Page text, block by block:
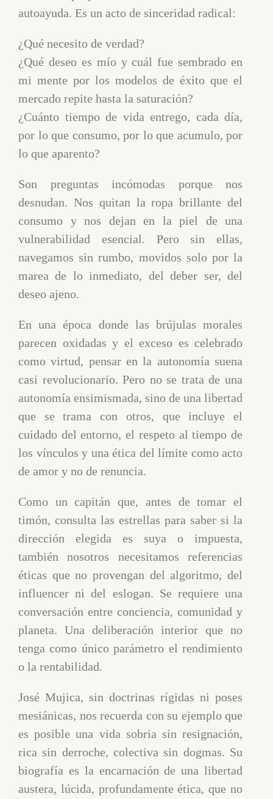
autoayuda. Es un acto de sinceridad radical:
¿Qué necesito de verdad?
¿Qué deseo es mío y cuál fue sembrado en
mi mente por los modelos de éxito que el
mercado repite hasta la saturación?
¿Cuánto tiempo de vida entrego, cada día,
por lo que consumo, por lo que acumulo, por
lo que aparento?
Son preguntas incómodas porque nos
desnudan. Nos quitan la ropa brillante del
consumo y nos dejan en la piel de una
vulnerabilidad esencial. Pero sin ellas,
navegamos sin rumbo, movidos solo por la
marea de lo inmediato, del deber ser, del
deseo ajeno.
En una época donde las brújulas morales
parecen oxidadas y el exceso es celebrado
como virtud, pensar en la autonomía suena
casi revolucionario. Pero no se trata de una
autonomía ensimismada, sino de una libertad
que se trama con otros, que incluye el
cuidado del entorno, el respeto al tiempo de
los vínculos y una ética del límite como acto
de amor y no de renuncia.
Como un capitán que, antes de tomar el
timón, consulta las estrellas para saber si la
dirección elegida es suya o impuesta,
también nosotros necesitamos referencias
éticas que no provengan del algoritmo, del
influencer ni del eslogan. Se requiere una
conversación entre conciencia, comunidad y
planeta. Una deliberación interior que no
tenga como único parámetro el rendimiento
o la rentabilidad.
José Mujica, sin doctrinas rígidas ni poses
mesiánicas, nos recuerda con su ejemplo que
es posible una vida sobria sin resignación,
rica sin derroche, colectiva sin dogmas. Su
biografía es la encarnación de una libertad
austera, lúcida, profundamente ética, que no